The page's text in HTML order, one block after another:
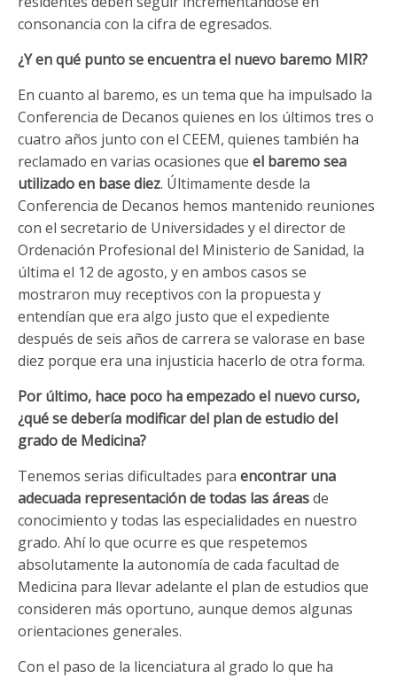
consonancia con la cifra de egresados.
¿Y en qué punto se encuentra el nuevo baremo MIR?
En cuanto al baremo, es un tema que ha impulsado la
Conferencia de Decanos quienes en los últimos tres o
cuatro años junto con el CEEM, quienes también ha
reclamado en varias ocasiones que el baremo sea
utilizado en base diez. Últimamente desde la
Conferencia de Decanos hemos mantenido reuniones
con el secretario de Universidades y el director de
Ordenación Profesional del Ministerio de Sanidad, la
última el 12 de agosto, y en ambos casos se
mostraron muy receptivos con la propuesta y
entendían que era algo justo que el expediente
después de seis años de carrera se valorase en base
diez porque era una injusticia hacerlo de otra forma.
Por último, hace poco ha empezado el nuevo curso,
¿qué se debería modificar del plan de estudio del
grado de Medicina?
Tenemos serias dificultades para encontrar una
adecuada representación de todas las áreasde
conocimiento y todas las especialidades en nuestro
grado. Ahí lo que ocurre es que respetemos
absolutamente la autonomía de cada facultad de
Medicina para llevar adelante el plan de estudios que
consideren más oportuno, aunque demos algunas
orientaciones generales.
Con el paso de la licenciatura al grado lo que ha